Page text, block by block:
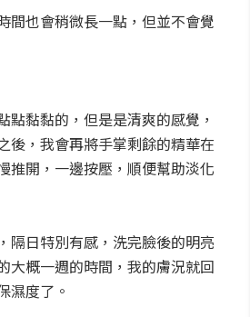
間也會稍微長一點，但並不會覺
點黏黏的，但是是清爽的感覺，
後，我會再將手掌剩餘的精華在
推開，一邊按壓，順便幫助淡化
隔日特別有感，洗完臉後的明亮
大概一週的時間，我的膚況就回
濕度了。